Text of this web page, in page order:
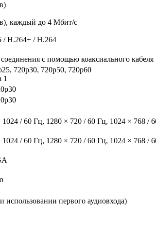
каждый до 4 Мбит/с
/ H.264+ / H.264
с помощью коаксиального кабеля
720p30, 720p50, 720p60
1
/ 60 Гц, 1280 × 720 / 60 Гц, 1024 × 768 /
/ 60 Гц, 1280 × 720 / 60 Гц, 1024 × 768 /
первого аудиовхода)